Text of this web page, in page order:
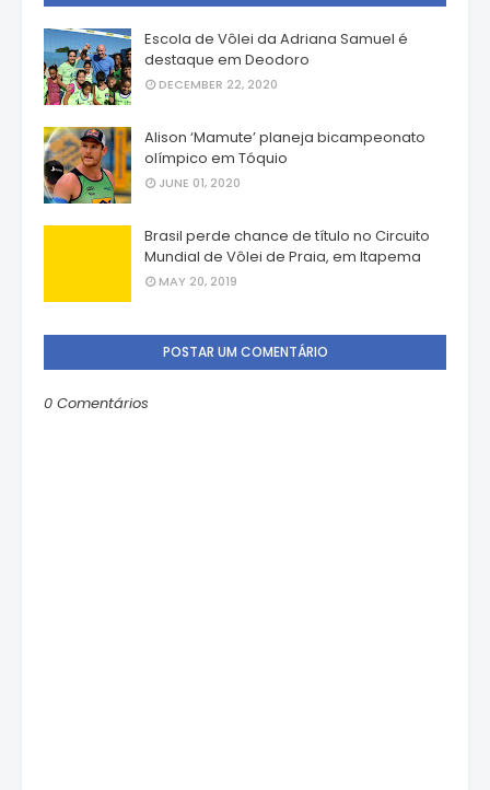
Escola de Vôlei da Adriana Samuel é
destaque em Deodoro
DECEMBER 22, 2020
Alison ‘Mamute’ planeja bicampeonato
olímpico em Tóquio
JUNE 01, 2020
Brasil perde chance de título no Circuito
Mundial de Vôlei de Praia, em Itapema
MAY 20, 2019
POSTAR UM COMENTÁRIO
0 Comentários